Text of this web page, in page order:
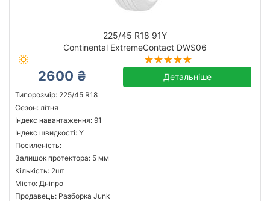
225/45 R18 91Y
Continental ExtremeContact DWS06
2600 ₴ Детальніше
Типорозмір: 225/45 R18
Сезон: літня
Індекс навантаження: 91
Індекс швидкості: Y
Посиленість:
Залишок протектора: 5 мм
Кількість: 2шт
Місто: Дніпро
Продавець: Разборка Junk